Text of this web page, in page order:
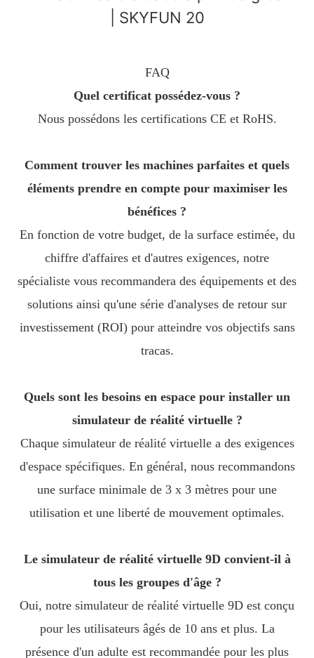
FAQ
Quel certificat possédez-vous ?
Nous possédons les certifications CE et RoHS.
Comment trouver les machines parfaites et quels
éléments prendre en compte pour maximiser les
bénéfices ?
En fonction de votre budget, de la surface estimée, du
chiffre d'affaires et d'autres exigences, notre
spécialiste vous recommandera des équipements et des
solutions ainsi qu'une série d'analyses de retour sur
investissement (ROI) pour atteindre vos objectifs sans
tracas.
Quels sont les besoins en espace pour installer un
simulateur de réalité virtuelle ?
Chaque simulateur de réalité virtuelle a des exigences
d'espace spécifiques. En général, nous recommandons
une surface minimale de 3 x 3 mètres pour une
utilisation et une liberté de mouvement optimales.
Le simulateur de réalité virtuelle 9D convient-il à
tous les groupes d'âge ?
Oui, notre simulateur de réalité virtuelle 9D est conçu
pour les utilisateurs âgés de 10 ans et plus. La
présence d'un adulte est recommandée pour les plus